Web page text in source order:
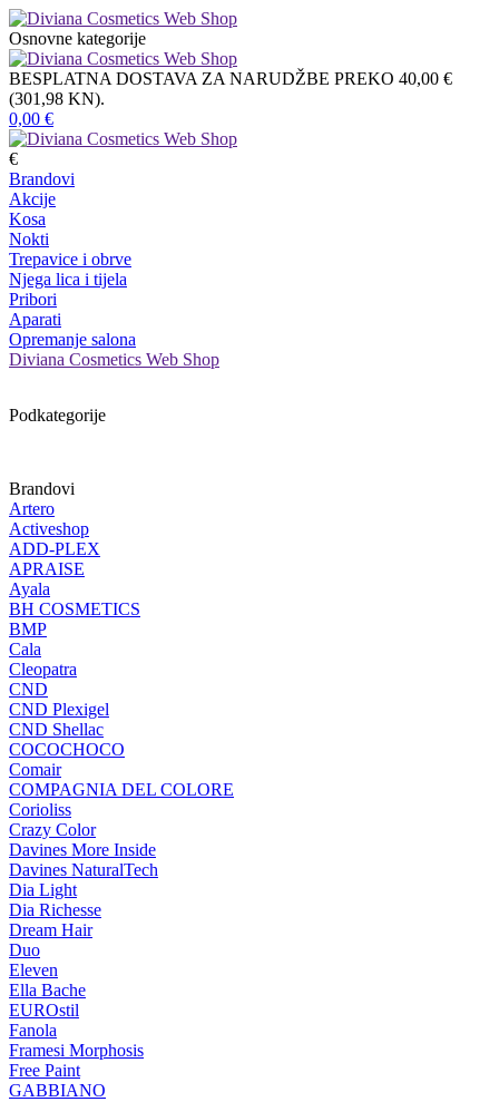
Osnovne kategorije
BESPLATNA DOSTAVA ZA NARUDŽBE PREKO 40,00 €
(301,98 KN).
0,00 €
€
Brandovi
Akcije
Kosa
Nokti
Trepavice i obrve
Njega lica i tijela
Pribori
Aparati
Opremanje salona
Diviana Cosmetics Web Shop
Podkategorije
Brandovi
Artero
Activeshop
ADD-PLEX
APRAISE
Ayala
BH COSMETICS
BMP
Cala
Cleopatra
CND
CND Plexigel
CND Shellac
COCOCHOCO
Comair
COMPAGNIA DEL COLORE
Corioliss
Crazy Color
Davines More Inside
Davines NaturalTech
Dia Light
Dia Richesse
Dream Hair
Duo
Eleven
Ella Bache
EUROstil
Fanola
Framesi Morphosis
Free Paint
GABBIANO